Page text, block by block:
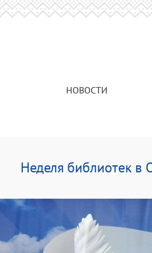
НОВОСТИ
Неделя библиотек в